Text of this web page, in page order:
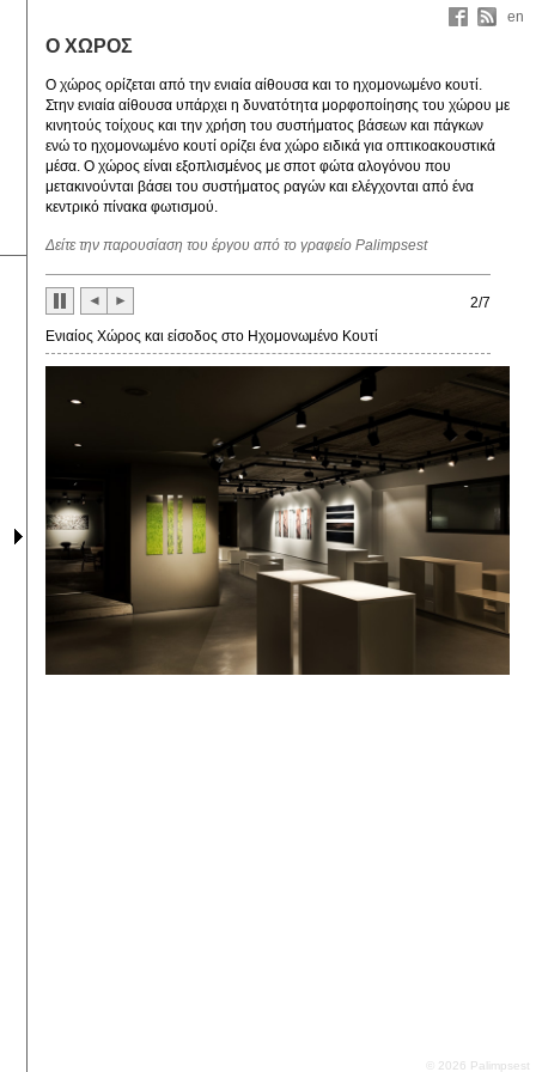
en
Ο ΧΩΡΟΣ
Ο χώρος ορίζεται από την ενιαία αίθουσα και το ηχομονωμένο κουτί.
Στην ενιαία αίθουσα υπάρχει η δυνατότητα μορφοποίησης του χώρου με
κινητούς τοίχους και την χρήση του συστήματος βάσεων και πάγκων
ενώ το ηχομονωμένο κουτί ορίζει ένα χώρο ειδικά για οπτικοακουστικά
μέσα. Ο χώρος είναι εξοπλισμένος με σποτ φώτα αλογόνου που
μετακινούνται βάσει του συστήματος ραγών και ελέγχονται από ένα
κεντρικό πίνακα φωτισμού.
Δείτε την παρουσίαση του έργου από το γραφείο Palimpsest
◄ ► 2/7
Ενιαίος Χώρος και είσοδος στο Ηχομονωμένο Κουτί
© 2026 Palimpsest